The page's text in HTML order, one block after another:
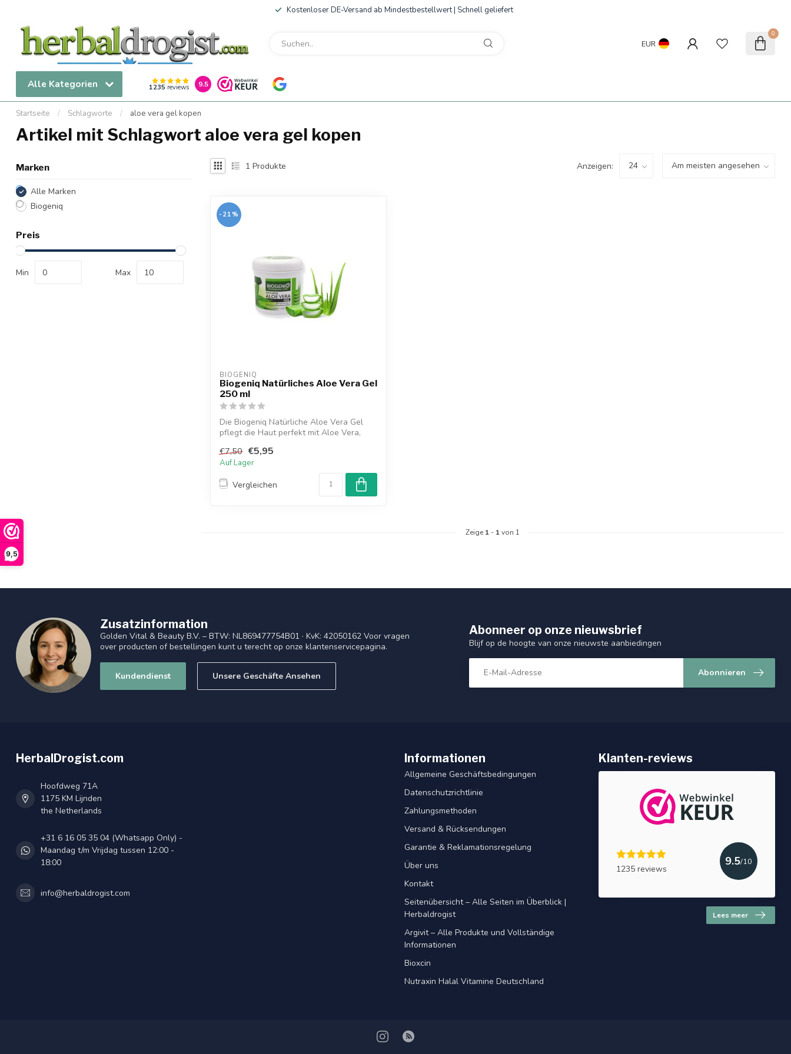
9,5
Kostenloser DE-Versand ab Mindestbestellwert | Schnell geliefert
EUR
0
Alle Kategorien 1235 reviews 9.5
Startseite / Schlagworte / aloe vera gel kopen
Artikel mit Schlagwort aloe vera gel kopen
Marken
Alle Marken
Biogeniq
Preis
Min Max
1 Produkte Anzeigen:
-21%
BIOGENIQ
Biogeniq Natürliches Aloe Vera Gel
250 ml
Die Biogeniq Natürliche Aloe Vera Gel
pflegt die Haut perfekt mit Aloe Vera,
€7,50 €5,95
Auf Lager
Vergleichen
Zeige 1 - 1von 1
Zusatzinformation
Golden Vital & Beauty B.V. – BTW: NL869477754B01 · KvK: 42050162 Voor vragen
over producten of bestellingen kunt u terecht op onze klantenservicepagina.
Kundendienst Unsere Geschäfte Ansehen
Abonneer op onze nieuwsbrief
Blijf op de hoogte van onze nieuwste aanbiedingen
Abonnieren
HerbalDrogist.com
Hoofdweg 71A
1175 KM Lijnden
the Netherlands
+31 6 16 05 35 04 (Whatsapp Only) -
Maandag t/m Vrijdag tussen 12:00 -
18:00
info@herbaldrogist.com
Informationen
Allgemeine Geschäftsbedingungen
Datenschutzrichtlinie
Zahlungsmethoden
Versand & Rücksendungen
Garantie & Reklamationsregelung
Über uns
Kontakt
Seitenübersicht – Alle Seiten im Überblick |
Herbaldrogist
Argivit – Alle Produkte und Vollständige
Informationen
Bioxcin
Nutraxin Halal Vitamine Deutschland
Klanten-reviews
1235 reviews
9.5/10
Lees meer